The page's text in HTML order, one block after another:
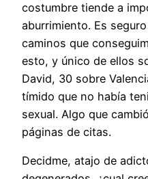
costumbre tiende a
aburrimiento. Es
caminos que
esto, y único de ellos
David, 30 sobre
tímido que no había
sexual. Algo que
páginas de citas.
Decidme, atajo de